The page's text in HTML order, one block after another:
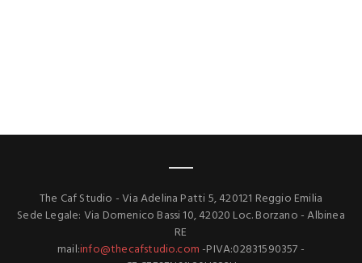
The Caf Studio - Via Adelina Patti 5, 420121 Reggio Emilia
Sede Legale: Via Domenico Bassi 10, 42020 Loc. Borzano - Albinea
RE
mail:info@thecafstudio.com-PIVA:02831590357 -